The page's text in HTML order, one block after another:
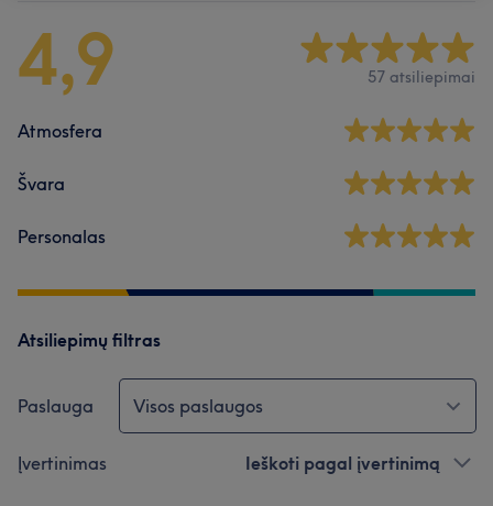
4,9 57 atsiliepimai
Atmosfera
Švara
Personalas
Atsiliepimų filtras
Paslauga Visos paslaugos
Įvertinimas Ieškoti pagal įvertinimą